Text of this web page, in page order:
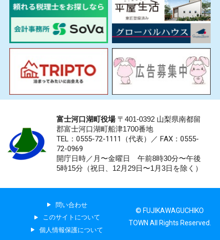
富士河口湖町役場〒401-0392 山梨県南都留
郡富士河口湖町船津1700番地
TEL：0555-72-1111 （代表）／ FAX：0555-
72-0969
開庁日時／月〜金曜日 午前8時30分〜午後
5時15分（祝日、12月29日〜1月3日を除く）
問い合わせ
このサイトについて
個人情報保護について
© FUJIKAWAGUCHIKO
TOWN All Rights Reserved.